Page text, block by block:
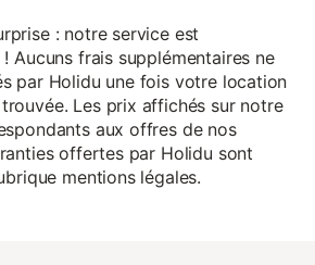
: notre service est
Aucuns frais supplémentaires ne
par Holidu une fois votre location
Les prix affichés sur notre
aux offres de nos
offertes par Holidu sont
mentions légales.